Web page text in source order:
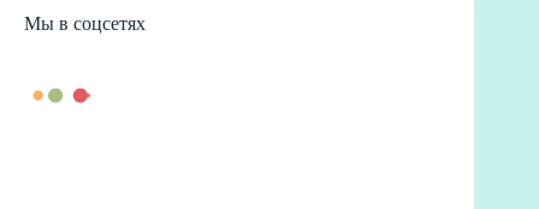
Мы в соцсетях